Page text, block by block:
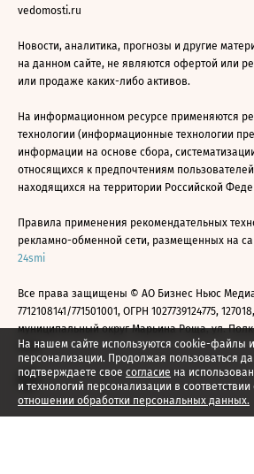
На нашем сайте используются cookie-файлы и
персонализации. Продолжая пользоваться
подтверждаете свое согласие на
и технологий персонализации в соответствии
отношении обработки персональных данных.
vedomosti.ru
Новости, аналитика, прогнозы и другие
на данном сайте, не являются офертой или
или продаже каких-либо активов.
На информационном ресурсе применяются
технологии (информационные технологии
информации на основе сбора,
относящихся к предпочтениям
находящихся на территории Российской
Правила применения рекомендательных
рекламно-обменной сети, размещенных на
24smi
Все права защищены © АО Бизнес Ньюс
7712108141/771501001, ОГРН 1027739124775,
муниципальный округ Марьина Роща, ул.
2026